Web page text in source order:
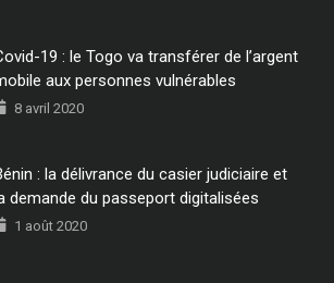
19 : le Togo va transférer de l’argent
aux personnes vulnérables
8 avril 2020
: la délivrance du casier judiciaire et
demande du passeport digitalisées
1 août 2020